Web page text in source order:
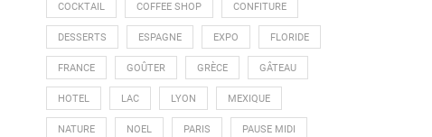
COCKTAIL COFFEE SHOP CONFITURE
DESSERTS ESPAGNE EXPO FLORIDE
FRANCE GOÛTER GRÈCE GÂTEAU
HOTEL LAC LYON MEXIQUE
NATURE NOEL PARIS PAUSE MIDI